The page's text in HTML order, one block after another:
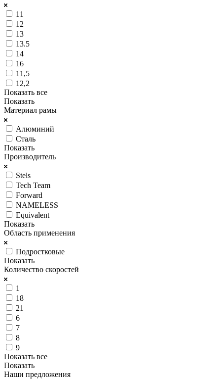
11
12
13
13.5
14
16
11,5
12,2
Показать все
Показать
Материал рамы
Алюминий
Сталь
Показать
Производитель
Stels
Tech Team
Forward
NAMELESS
Equivalent
Показать
Область применения
Подростковые
Показать
Количество скоростей
1
18
21
6
7
8
9
Показать все
Показать
Наши предложения